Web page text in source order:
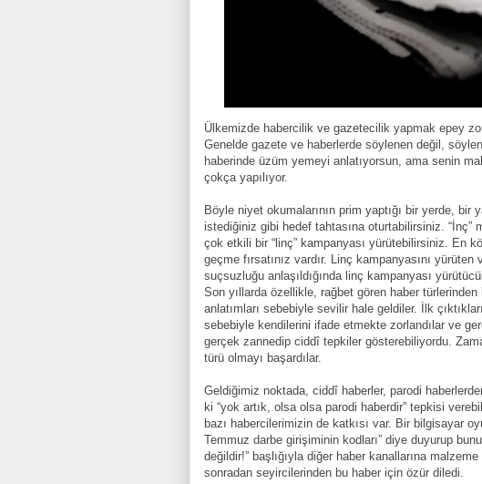
Ülkemizde habercilik ve gazetecilik yapmak epey
Genelde gazete ve haberlerde söylenen değil,
haberinde üzüm yemeyi anlatıyorsun, ama senin
çokça yapılıyor.
Böyle niyet okumalarının prim yaptığı bir yerde,
istediğiniz gibi hedef tahtasına oturtabilirsiniz. “İnç”
çok etkili bir “linç” kampanyası yürütebilirsiniz. En
geçme fırsatınız vardır. Linç kampanyasını
suçsuzluğu anlaşıldığında linç kampanyası
Son yıllarda özellikle, rağbet gören haber
anlatımları sebebiyle sevilir hale geldiler. İlk
sebebiyle kendilerini ifade etmekte zorlandılar ve
gerçek zannedip ciddî tepkiler gösterebiliyordu.
türü olmayı başardılar.
Geldiğimiz noktada, ciddî haberler, parodi
ki “yok artık, olsa olsa parodi haberdir” tepkisi
bazı habercilerimizin de katkısı var. Bir bilgisayar
Temmuz darbe girişiminin kodları” diye duyurup
değildir!” başlığıyla diğer haber kanallarına
sonradan seyircilerinden bu haber için özür diledi.